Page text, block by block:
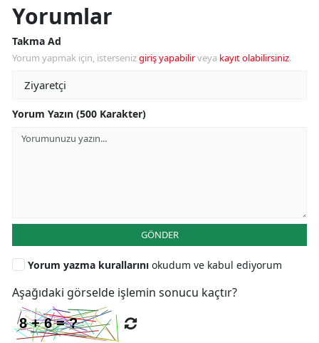
Yorumlar
Takma Ad
Yorum yapmak için, istersenizgiriş yapabilirveya kayıt olabilirsiniz.
Yorum Yazın (500 Karakter)
GÖNDER
Yorum yazma kurallarını okudum ve kabul ediyorum
Aşağıdaki görselde işlemin sonucu kaçtır?